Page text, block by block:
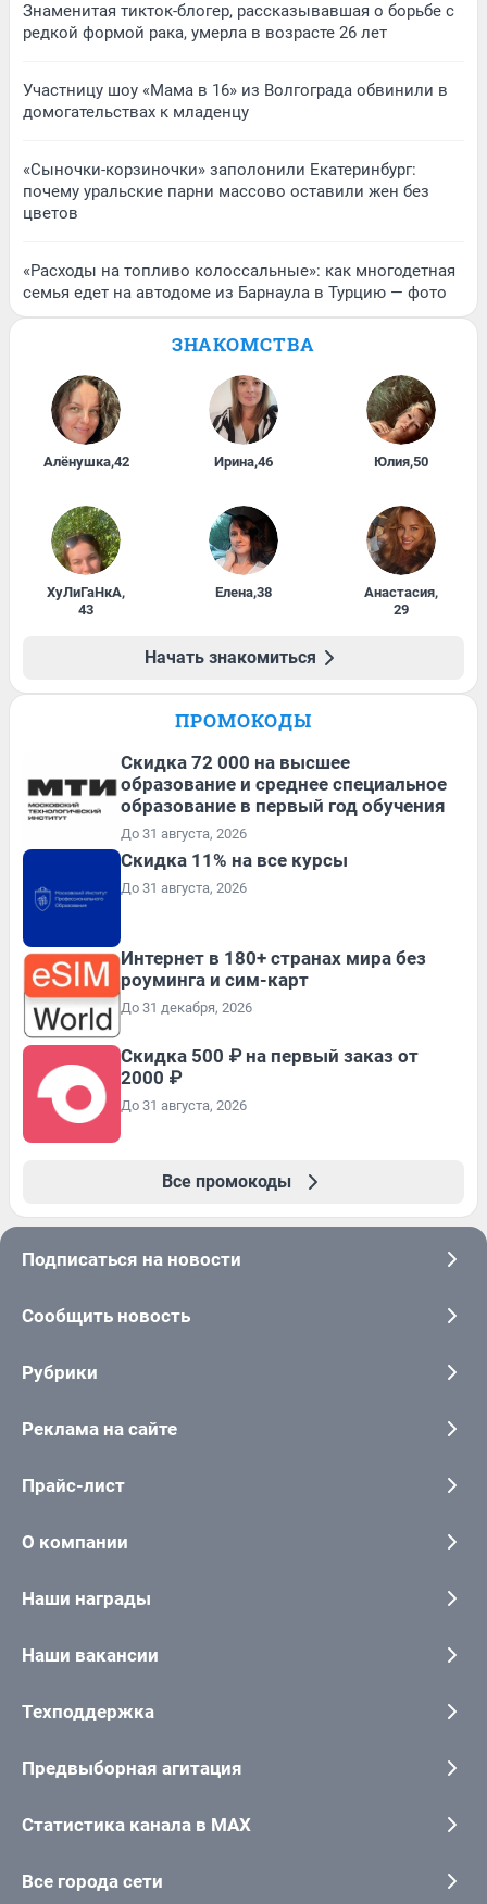
Знаменитая тикток-блогер, рассказывавшая о борьбе с
редкой формой рака, умерла в возрасте 26 лет
Участницу шоу «Мама в 16» из Волгограда обвинили в
домогательствах к младенцу
«Сыночки-корзиночки» заполонили Екатеринбург:
почему уральские парни массово оставили жен без
цветов
«Расходы на топливо колоссальные»: как многодетная
семья едет на автодоме из Барнаула в Турцию — фото
ЗНАКОМСТВА
Алёнушка,42 Ирина,46 Юлия,50
ХуЛиГаНкА,
43
Елена,38 Анастасия,
29
Начать знакомиться
ПРОМОКОДЫ
Скидка 72 000 на высшее
образование и среднее специальное
образование в первый год обучения
До 31 августа, 2026
Скидка 11% на все курсы
До 31 августа, 2026
Интернет в 180+ странах мира без
роуминга и сим-карт
До 31 декабря, 2026
Скидка 500 ₽ на первый заказ от
2000 ₽
До 31 августа, 2026
Все промокоды
Подписаться на новости
Сообщить новость
Рубрики
Реклама на сайте
Прайс-лист
О компании
Наши награды
Наши вакансии
Техподдержка
Предвыборная агитация
Статистика канала в MAX
Все города сети